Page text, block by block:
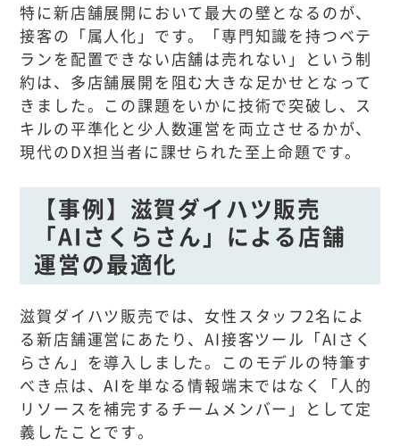
特に新店舗展開において最大の壁となるのが、
接客の「属人化」です。「専門知識を持つベテ
ランを配置できない店舗は売れない」という制
約は、多店舗展開を阻む大きな足かせとなって
きました。この課題をいかに技術で突破し、ス
キルの平準化と少人数運営を両立させるかが、
現代のDX担当者に課せられた至上命題です。
【事例】滋賀ダイハツ販売
「AIさくらさん」による店舗
運営の最適化
滋賀ダイハツ販売では、女性スタッフ2名によ
る新店舗運営にあたり、AI接客ツール「AIさく
らさん」を導入しました。このモデルの特筆す
べき点は、AIを単なる情報端末ではなく「人的
リソースを補完するチームメンバー」として定
義したことです。